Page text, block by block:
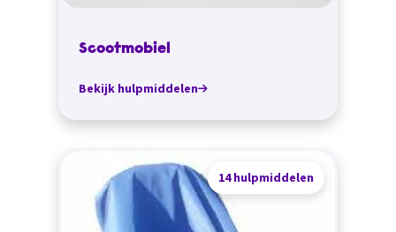
Scootmobiel
Bekijk hulpmiddelen
14 hulpmiddelen